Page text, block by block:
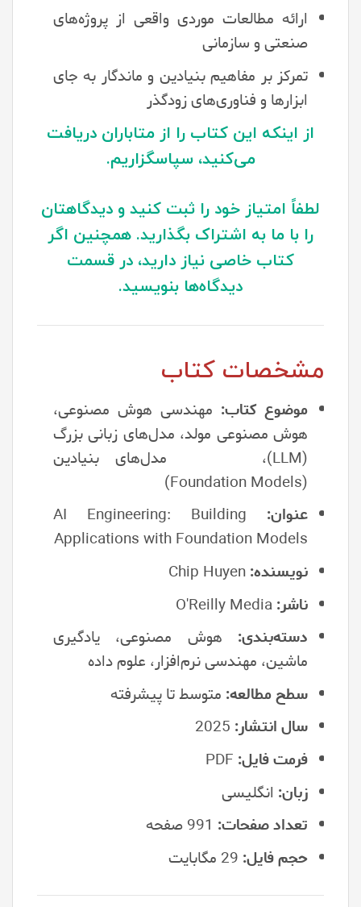
ارائه مطالعات موردی واقعی از پروژه‌های
صنعتی و سازمانی
تمرکز بر مفاهیم بنیادین و ماندگار به جای
ابزارها و فناوری‌های زودگذر
از اینکه این کتاب را از متاباران دریافت
می‌کنید، سپاسگزاریم.
لطفاً امتیاز خود را ثبت کنید و دیدگاهتان
را با ما به اشتراک بگذارید. همچنین اگر
کتاب خاصی نیاز دارید، در قسمت
دیدگاه‌ها بنویسید.
مشخصات کتاب
موضوع کتاب: مهندسی هوش مصنوعی،
هوش مصنوعی مولد، مدل‌های زبانی بزرگ
(LLM)، مدل‌های بنیادین
(Foundation Models)
عنوان: AI Engineering: Building
Applications with Foundation Models
نویسنده:
ناشر:
دسته‌بندی: هوش مصنوعی، یادگیری
ماشین، مهندسی نرم‌افزار، علوم داده
سطح مطالعه: متوسط تا پیشرفته
سال انتشار:
فرمت فایل: PDF
زبان: انگلیسی
تعداد صفحات:
حجم فایل: